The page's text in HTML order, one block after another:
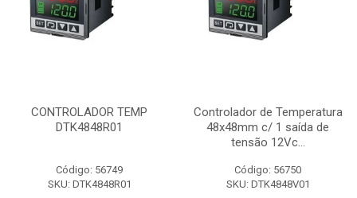
CONTROLADOR TEMP
DTK4848R01
Código: 56749
SKU: DTK4848R01
Controlador de Temperatura
48x48mm c/ 1 saída de
tensão 12Vc...
Código: 56750
SKU: DTK4848V01